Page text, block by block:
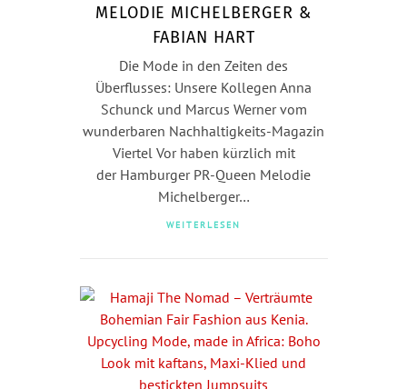
MELODIE MICHELBERGER &
FABIAN HART
Die Mode in den Zeiten des
Überflusses: Unsere Kollegen Anna
Schunck und Marcus Werner vom
wunderbaren Nachhaltigkeits-Magazin
Viertel Vor haben kürzlich mit
der Hamburger PR-Queen Melodie
Michelberger…
WEITERLESEN